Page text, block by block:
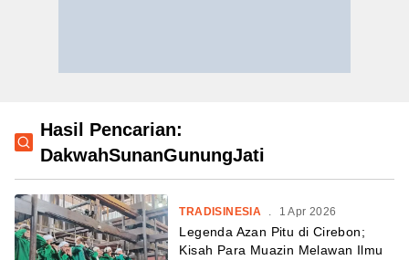
Hasil Pencarian:
DakwahSunanGunungJati
TRADISINESIA . 1 Apr 2026
Legenda Azan Pitu di Cirebon;
Kisah Para Muazin Melawan Ilmu